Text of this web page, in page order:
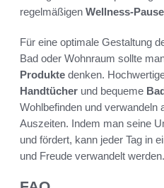
regelmäßigen Wellness-
Für eine optimale Gestaltung
Bad oder Wohnraum sollte
Produkte denken.
Handtücher und bequeme
Wohlbefinden und verwandeln
Auszeiten. Indem man seine
und fördert, kann jeder Tag in
und Freude verwandelt werden.